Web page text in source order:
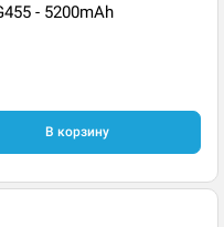
- 5200mAh
В корзину